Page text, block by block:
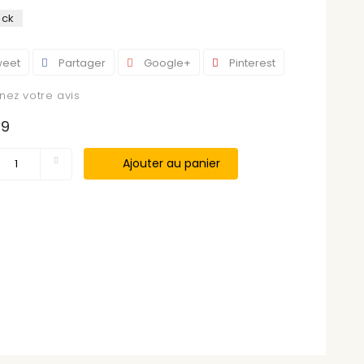
Partager Google+ Pinterest
votre avis
Ajouter au panier